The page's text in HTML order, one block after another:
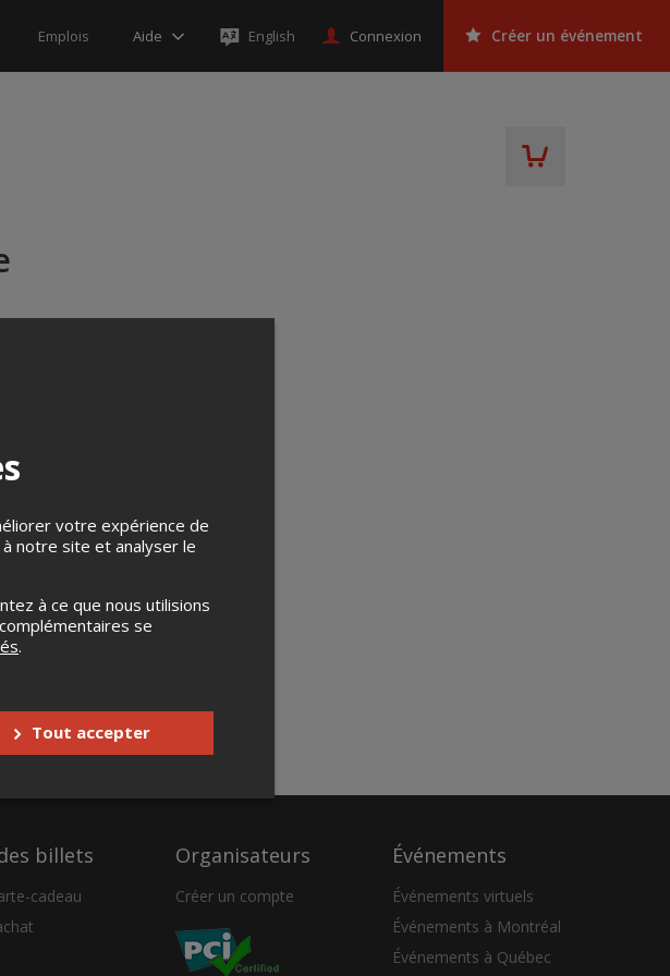
Emplois Aide English Connexion Créer un événement
billets
cadeau
Organisateurs
Créer un compte
Événements
Événements virtuels
Événements à Montréal
Événements à Québec
votre expérience de
notre site et analyser le
à ce que nous utilisions
se
.
Tout accepter